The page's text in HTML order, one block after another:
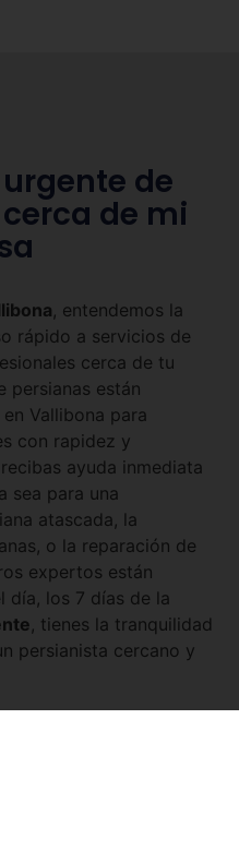
de
de mi
, entendemos la
rápido a servicios de
cerca de tu
persianas están
Vallibona para
con rapidez y
ayuda inmediata
sea para una
atascada, la
o la reparación de
expertos están
día, los 7 días de la
, tienes la tranquilidad
persianista cercano y